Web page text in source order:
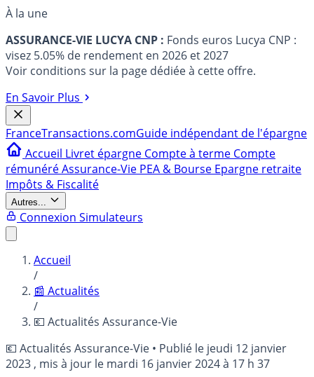
À la une
ASSURANCE-VIE LUCYA CNP : Fonds euros Lucya CNP :
visez 5.05% de rendement en 2026 et 2027
Voir conditions sur la page dédiée à cette offre.
En Savoir Plus
FranceTransactions.comGuide indépendant de l'épargne
Accueil Livret épargne Compte à terme Compte
rémunéréAssurance-Vie PEA & Bourse Epargne retraite
Impôts & Fiscalité
Autres...
Connexion Simulateurs
Accueil
/
📰 Actualités
/
💶 Actualités Assurance-Vie
💶 Actualités Assurance-Vie • Publié le jeudi 12 janvier
2023 , mis à jour le mardi 16 janvier 2024 à 17 h 37